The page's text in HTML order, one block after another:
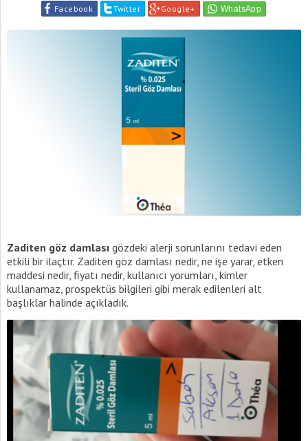
Facebook Twitter Google+
Zaditen göz damlası gözdeki alerji sorunlarını tedavi eden
etkili bir ilaçtır. Zaditen göz damlası nedir, ne işe yarar, etken
maddesi nedir, fiyatı nedir, kullanıcı yorumları, kimler
kullanamaz, prospektüs bilgileri gibi merak edilenleri alt
başlıklar halinde açıkladık.